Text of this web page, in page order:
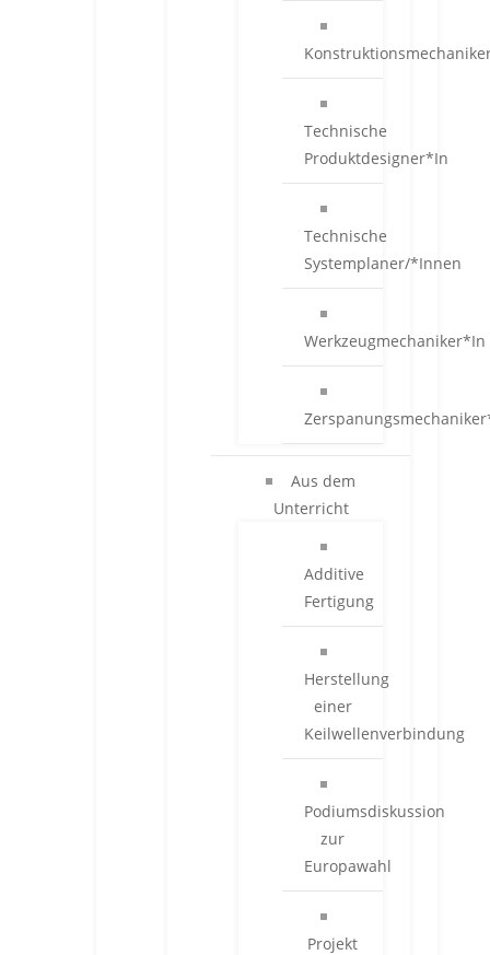
Technische
Produktdesigner*In
Technische
Systemplaner/*Innen
Werkzeugmechaniker*In
Aus dem
Unterricht
Additive
Fertigung
Herstellung
einer
Keilwellenverbindung
Podiumsdiskussion
zur
Europawahl
Projekt